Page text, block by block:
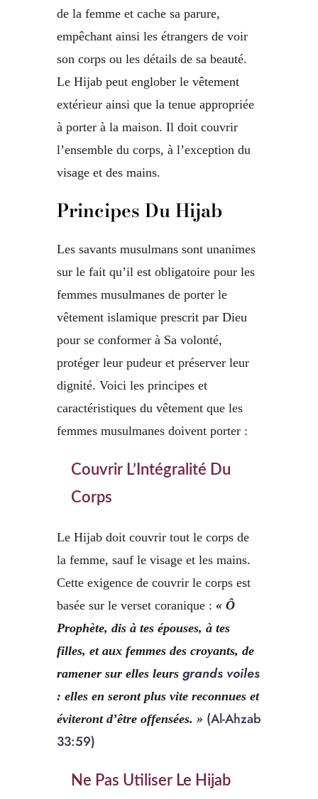
de la femme et cache sa parure,
empêchant ainsi les étrangers de voir
son corps ou les détails de sa beauté.
Le Hijab peut englober le vêtement
extérieur ainsi que la tenue appropriée
à porter à la maison. Il doit couvrir
l’ensemble du corps, à l’exception du
visage et des mains.
Principes Du Hijab
Les savants musulmans sont unanimes
sur le fait qu’il est obligatoire pour les
femmes musulmanes de porter le
vêtement islamique prescrit par Dieu
pour se conformer à Sa volonté,
protéger leur pudeur et préserver leur
dignité. Voici les principes et
caractéristiques du vêtement que les
femmes musulmanes doivent porter :
Couvrir L’Intégralité Du
Corps
Le Hijab doit couvrir tout le corps de
la femme, sauf le visage et les mains.
Cette exigence de couvrir le corps est
basée sur le verset coranique : « Ô
Prophète, dis à tes épouses, à tes
filles, et aux femmes des croyants, de
ramener sur elles leurs grands voiles
: elles en seront plus vite reconnues et
éviteront d’être offensées. » (Al-Ahzab
33:59)
Ne Pas Utiliser Le Hijab